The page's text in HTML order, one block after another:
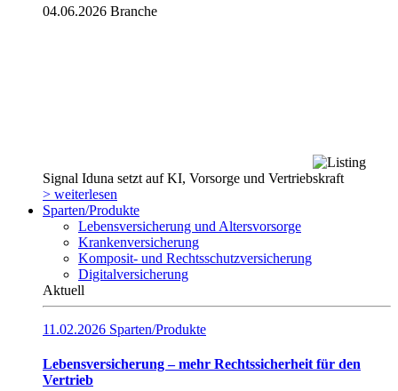
04.06.2026 Branche
Signal Iduna setzt auf KI, Vorsorge und Vertriebskraft
> weiterlesen
Sparten/Produkte
Lebensversicherung und Altersvorsorge
Krankenversicherung
Komposit- und Rechtsschutzversicherung
Digitalversicherung
Aktuell
11.02.2026 Sparten/Produkte
Lebensversicherung – mehr Rechtssicherheit für den
Vertrieb